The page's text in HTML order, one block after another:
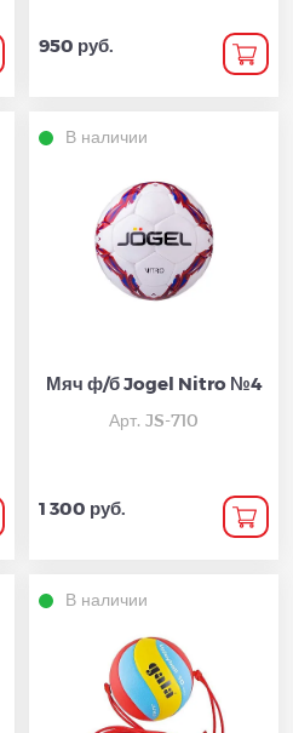
950 руб.
В наличии
Мяч ф/б Jogel Nitro №4
Арт. JS-710
1 300 руб.
В наличии